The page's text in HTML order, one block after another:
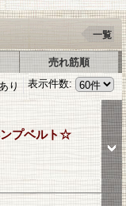
一覧
売れ筋順
表示件数:
り
プベルト☆